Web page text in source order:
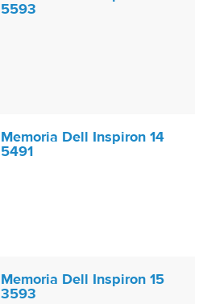
5593
Memoria Dell Inspiron 14
5491
Memoria Dell Inspiron 15
3593